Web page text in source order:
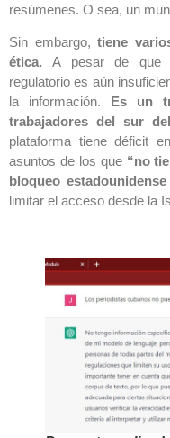
resúmenes. O sea, un
Sin embargo,tiene
ética. A pesar de que
regulatorio es aún
la información. Es un
trabajadores del sur
plataforma tiene déficit
asuntos de los que “no
bloqueo
limitar el acceso desde la